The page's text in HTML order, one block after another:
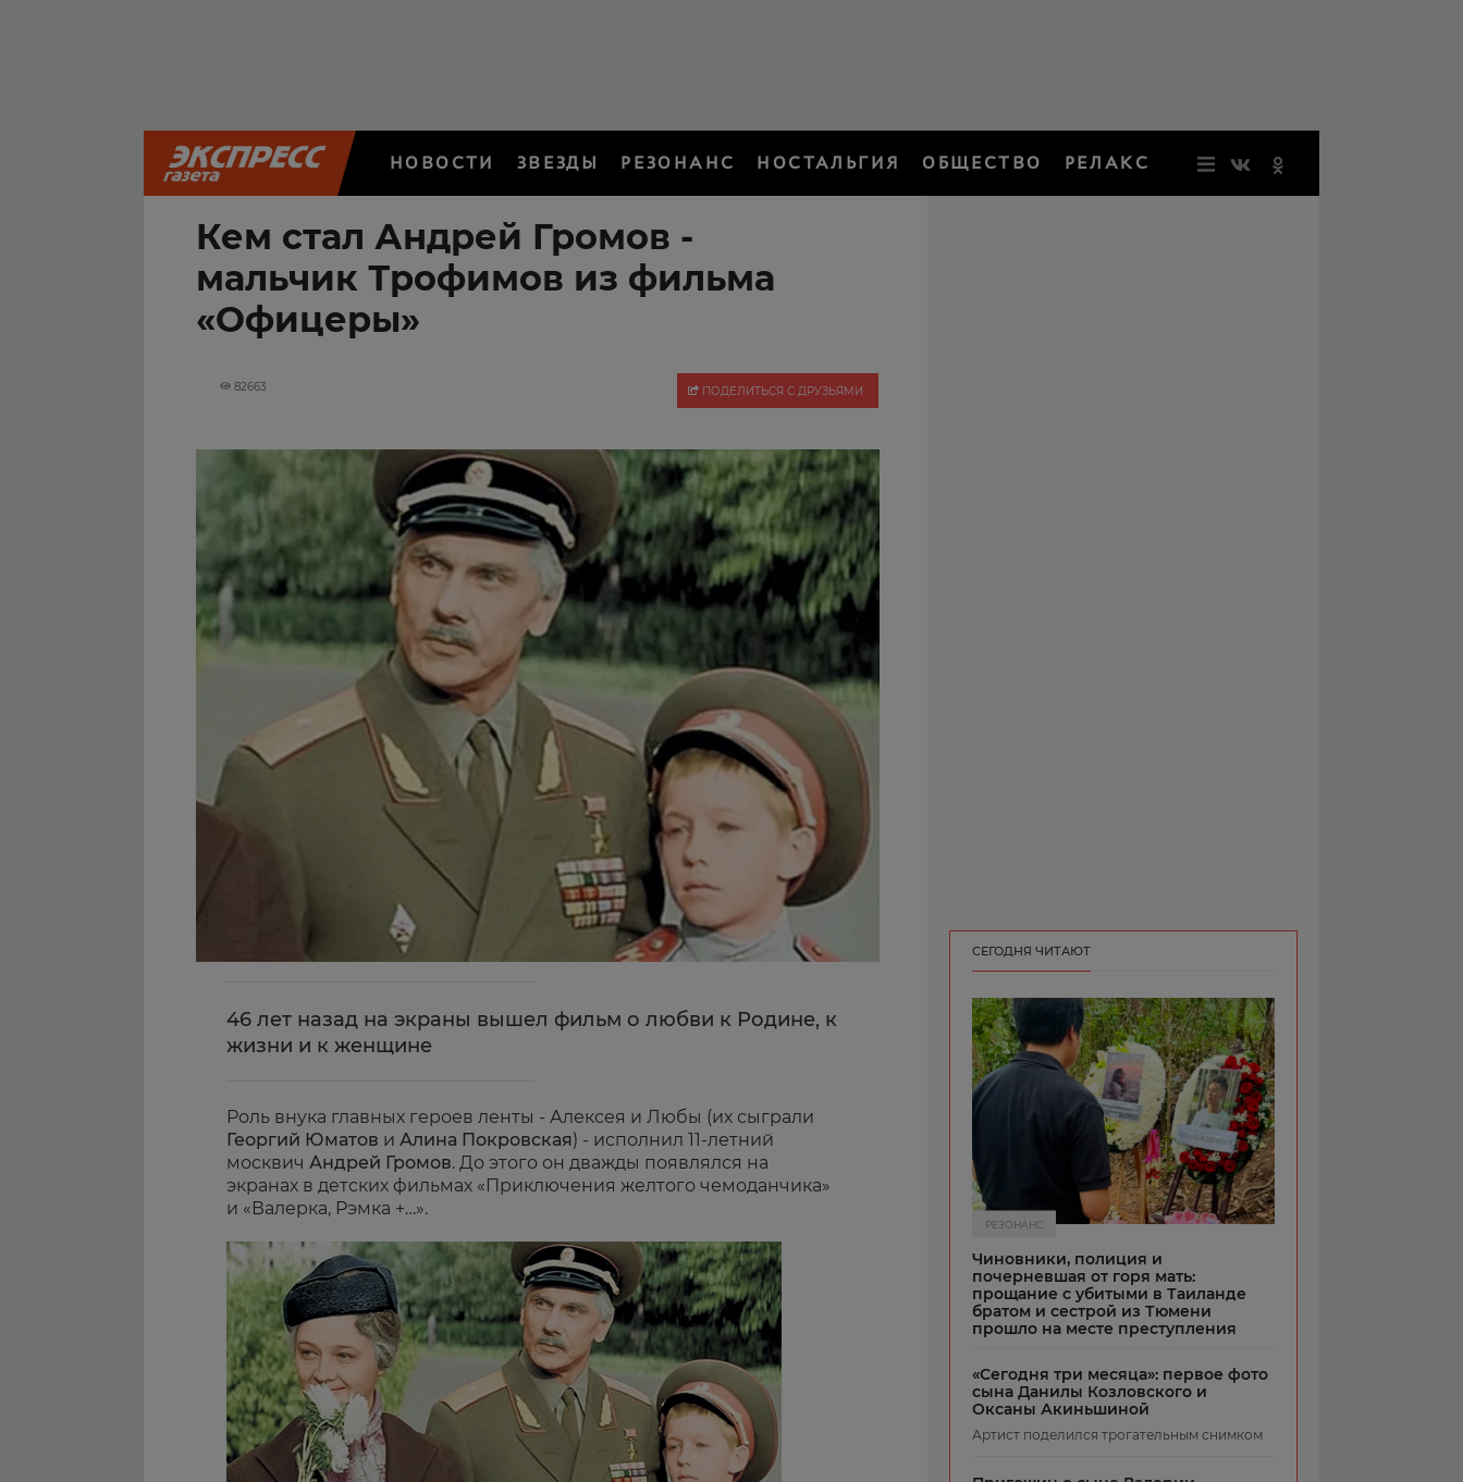
НОВОСТИ ЗВЕЗДЫ РЕЗОНАНС НОСТАЛЬГИЯ ОБЩЕСТВО РЕЛАКС
Кем стал Андрей Громов -
мальчик Трофимов из фильма
«Офицеры»
82663 ПОДЕЛИТЬСЯ С ДРУЗЬЯМИ
46 лет назад на экраны вышел фильм о любви к Родине, к
жизни и к женщине
Роль внука главных героев ленты - Алексея и Любы (их сыграли
Георгий Юматов и Алина Покровская) - исполнил 11-летний
москвич Андрей Громов. До этого он дважды появлялся на
экранах в детских фильмах «Приключения желтого чемоданчика»
и «Валерка, Рэмка +…».
СЕГОДНЯ ЧИТАЮТ
РЕЗОНАНС
Чиновники, полиция и
почерневшая от горя мать:
прощание с убитыми в Таиланде
братом и сестрой из Тюмени
прошло на месте преступления
«Сегодня три месяца»: первое фото
сына Данилы Козловского и
Оксаны Акиньшиной
Артист поделился трогательным снимком